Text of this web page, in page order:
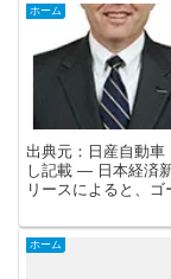
ホーム
出典元：日産自動
し記載 — 日本経済
リースによると、ゴ
ホーム